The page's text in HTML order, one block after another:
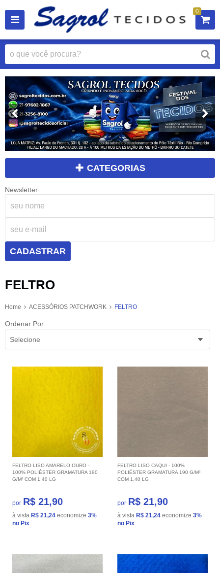
0
CATEGORIAS
Newsletter
CADASTRAR
FELTRO
Home ACESSÓRIOS PATCHWORK FELTRO
Ordenar Por
Selecione
FELTRO LISO AMARELO OURO -
100% POLIÉSTER GRAMATURA 190
G/M² COM 1,40 LG
por R$ 21,90
à vista R$ 21,24 economize 3%
no Pix
FELTRO LISO CAQUI - 100%
POLIÉSTER GRAMATURA 190 G/M²
COM 1,40 LG
por R$ 21,90
à vista R$ 21,24 economize 3%
no Pix